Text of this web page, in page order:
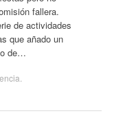
fallera.
de actividades
que añado un
de…